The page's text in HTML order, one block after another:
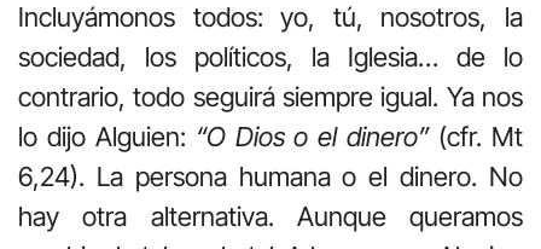
Incluyámonos todos: yo, tú, nosotros, la
sociedad, los políticos, la Iglesia… de lo
contrario, todo seguirá siempre igual. Ya nos
lo dijo Alguien: “O Dios o el dinero”(cfr. Mt
6,24). La persona humana o el dinero. No
hay otra alternativa. Aunque queramos